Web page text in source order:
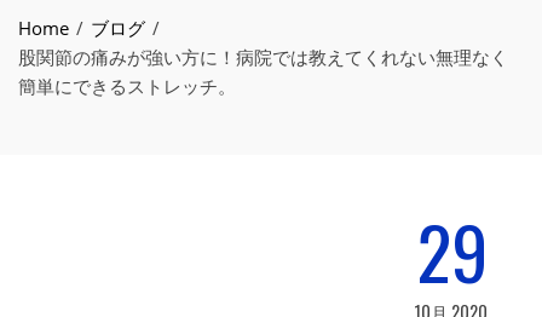
Home
ブログ
股関節の痛みが強い方に！病院では教えてくれない無理なく
簡単にできるストレッチ。
29
10月 2020